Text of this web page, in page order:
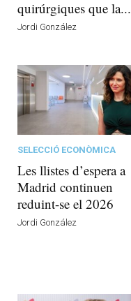
quirúrgiques que la...
Jordi González
SELECCIÓ ECONÒMICA
Les llistes d’espera a
Madrid continuen
reduint-se el 2026
Jordi González